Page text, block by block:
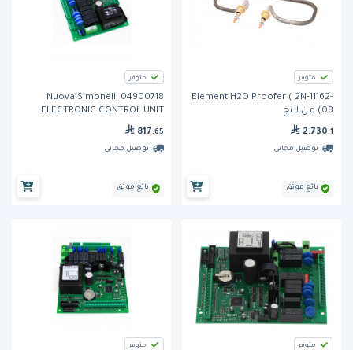
متوفر
Element H2O Proofer ( 2N-11162-
08) من لانج
2,730 .1
توصيل مجاني
بائع موثق
متوفر
Nuova Simonelli 04900718
ELECTRONIC CONTROL UNIT
AURELIA
817 .65
توصيل مجاني
بائع موثق
متوفر متوفر